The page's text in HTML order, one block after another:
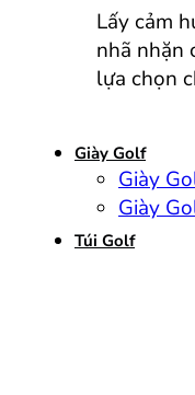
Lấy cảm
nhã nhặn
lựa chọn
Giày Golf
Giày
Giày
Túi Golf